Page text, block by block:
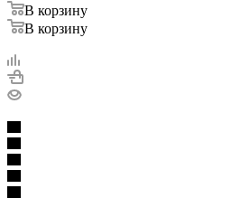
В корзину
В корзину